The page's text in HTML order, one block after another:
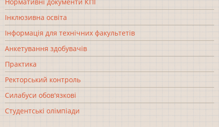
Нормативні документи КПІ
Інклюзивна освіта
Інформація для технічних факультетів
Анкетування здобувачів
Практика
Ректорський контроль
Силабуси обов'язкові
Студентські олімпіади